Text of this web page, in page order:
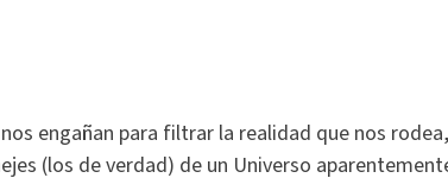
engañan para filtrar la realidad que nos rodea,
(los de verdad) de un Universo